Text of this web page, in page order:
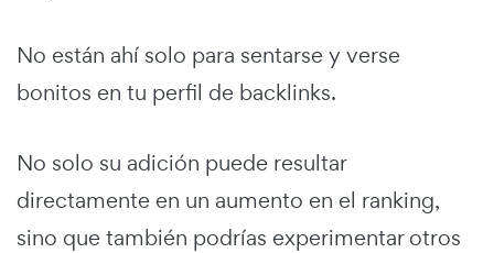
No están ahí solo para sentarse y verse
bonitos en tu perfil de backlinks.
No solo su adición puede resultar
directamente en un aumento en el ranking,
sino que también podrías experimentar otros